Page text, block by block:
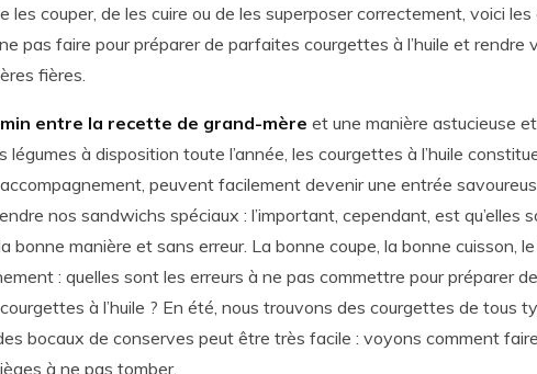
les couper, de les cuire ou de les superposer correctement, voici les
pas faire pour préparer de parfaites courgettes à l’huile et rendre
fières.
entre la recette de grand-mère et une manière astucieuse
légumes à disposition toute l’année, les courgettes à l’huile
peuvent facilement devenir une entrée
nos sandwichs spéciaux : l’important, cependant, est qu’elles
bonne manière et sans erreur. La bonne coupe, la bonne cuisson,
: quelles sont les erreurs à ne pas commettre pour préparer de
à l’huile ? En été, nous trouvons des courgettes de tous
bocaux de conserves peut être très facile : voyons comment
à ne pas tomber.